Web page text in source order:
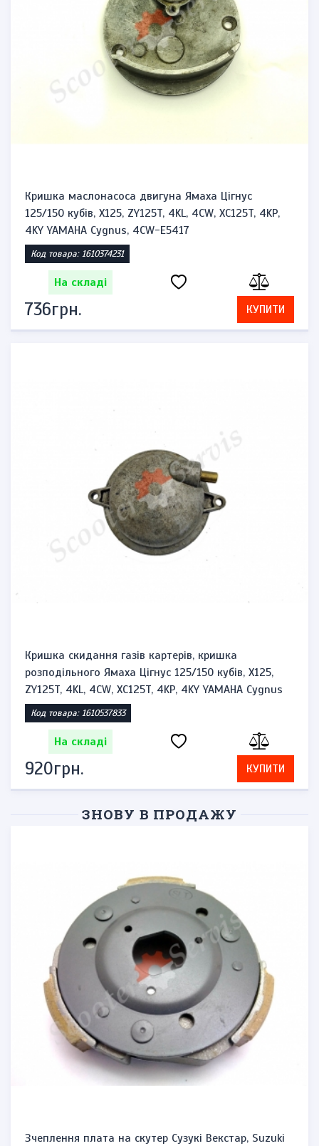
Кришка маслонасоса двигуна Ямаха Цігнус
125/150 кубів, X125, ZY125T, 4KL, 4CW, XC125T, 4KP,
4KY YAMAHA Cygnus, 4CW-E5417
Код товара: 1610374231
На складі
736грн. КУПИТИ
Кришка скидання газів картерів, кришка
розподільного Ямаха Цігнус 125/150 кубів, X125,
ZY125T, 4KL, 4CW, XC125T, 4KP, 4KY YAMAHA Cygnus
Код товара: 1610537833
На складі
920грн. КУПИТИ
ЗНОВУ В ПРОДАЖУ
Ручки гальм, комплект Хонда, SH-125-150cc